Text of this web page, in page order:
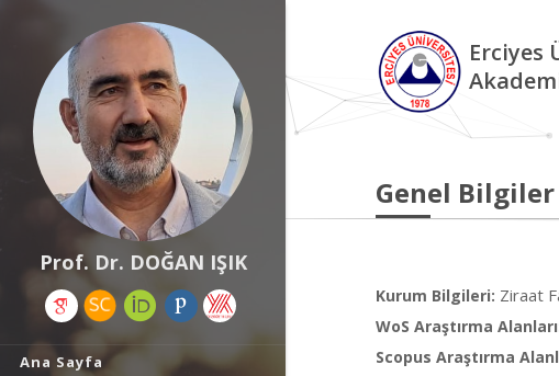
Prof. Dr. DOĞAN IŞIK
Ana Sayfa
Erciyes
Genel Bilgiler
Kurum Bilgileri: Ziraat
WoS Araştırma
Scopus Araştırma